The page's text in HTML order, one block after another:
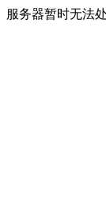
服务器暂时无法